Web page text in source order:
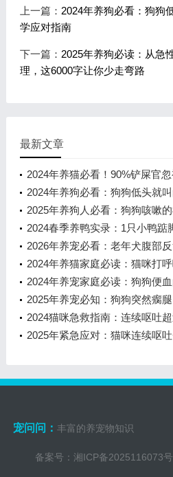
上一篇： 2024年养狗必看：狗狗
学应对指南
下一篇： 2025年养狗必读：从急
理，这6000字让你少走弯路
最新文章
2024年养猫必看！90%铲屎官
预警
2024年养狗必看：狗狗低头就
对指南
2025年养狗人必看：狗狗咳嗽
理方案
2024春季养鸭实录：1只小鸭踮
2026年养宠必看：老年犬腹部
涂药？这5个关键数据帮你做决
2024年养猫家庭必读：猫咪打
的主人第一反应都错了！
2024年养宠家庭必读：狗狗便
学应对全攻略
2025年养宠必知：狗狗突然瘸
骤能救命！
2024猫咪急救指南：连续呕吐
号必须立即送医
2025年紧急应对：猫咪连续呕
宠问问： 丰富的养宠物知识
备案号： 湘ICP备2025116073